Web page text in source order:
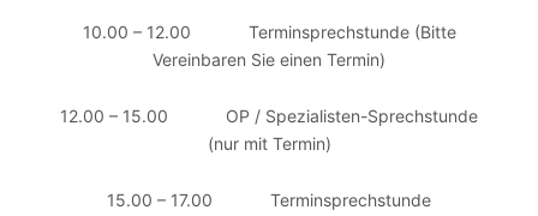
10.00 – 12.00 Terminsprechstunde (Bitte
Vereinbaren Sie einen Termin)
12.00 – 15.00 OP / Spezialisten-Sprechstunde
(nur mit Termin)
15.00 – 17.00 Terminsprechstunde